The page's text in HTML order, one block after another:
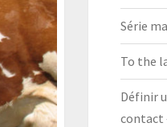
Série
To the
Définir
contact